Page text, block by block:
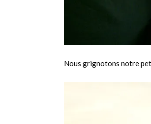
Nous grignotons notre